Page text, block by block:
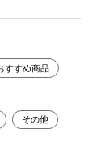
すすめ商品
その他